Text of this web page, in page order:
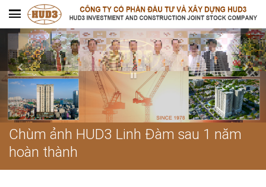
Chùm ảnh HUD3 Linh Đàm sau 1 năm
hoàn thành